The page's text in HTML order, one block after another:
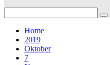
for:
Home
2019
Oktober
7